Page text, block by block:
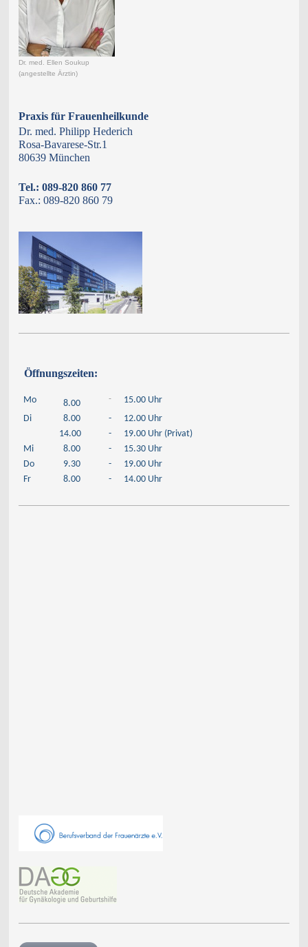
Dr. med. Ellen Soukup
(angestellte Ärztin)
Praxis für Frauenheilkunde
Dr. med. Philipp Hederich
Rosa-Bavarese-Str.1
80639 München
Tel.: 089-820 860 77
Fax.: 089-820 860 79
Öffnungszeiten:
Mo 8.00 -
15.00 Uhr
Di
8.00
14.00
-
-
12.00 Uhr
19.00 Uhr (Privat)
Mi
8.00 -
15.30 Uhr
Do
9.30 -
19.00 Uhr
Fr
8.00 - 14.00 Uhr